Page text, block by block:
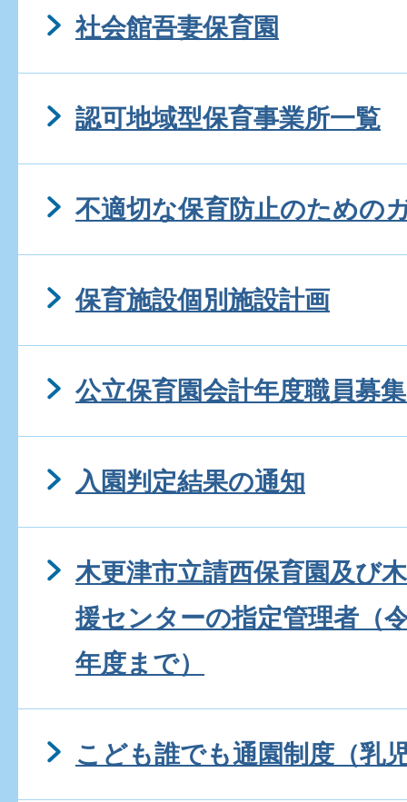
社会館吾妻保育園
認可地域型保育事業所一覧
不適切な保育防止のための
保育施設個別施設計画
公立保育園会計年度職員募
入園判定結果の通知
木更津市立請西保育園及び
援センターの指定管理者（
年度まで）
こども誰でも通園制度（乳